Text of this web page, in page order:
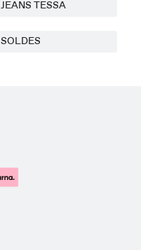
JEANS TESSA
SOLDES